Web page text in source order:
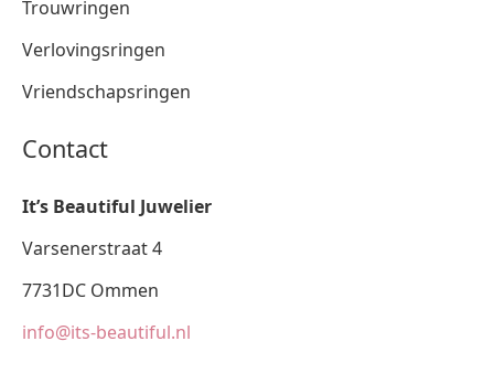
Trouwringen
Verlovingsringen
Vriendschapsringen
Contact
It’s Beautiful Juwelier
Varsenerstraat 4
7731DC Ommen
info@its-beautiful.nl